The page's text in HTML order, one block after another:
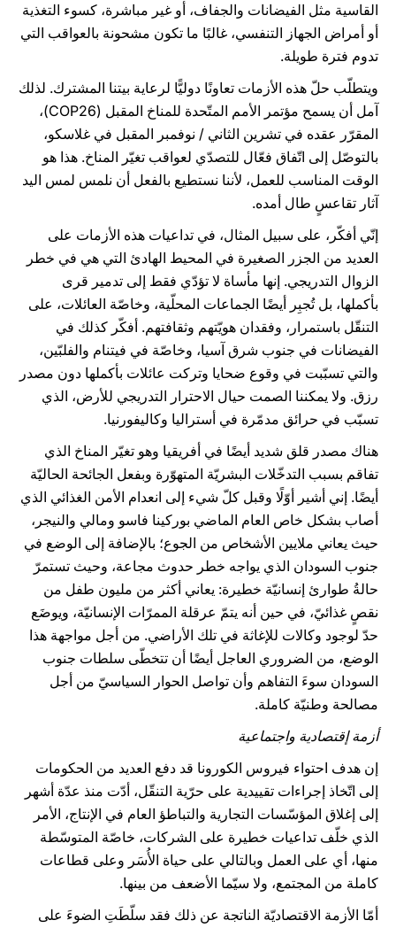
القاسية مثل الفيضانات والجفاف، أو غير مباشرة، كسوء التغذية
أو أمراض الجهاز التنفسي، غالبًا ما تكون مشحونة بالعواقب التي
تدوم فترة طويلة.
ويتطلّب حلّ هذه الأزمات تعاونًا دوليًّا لرعاية بيتنا المشترك. لذلك
آمل أن يسمح مؤتمر الأمم المتّحدة للمناخ المقبل (COP26)،
المقرّر عقده في تشرين الثاني / نوفمبر المقبل في غلاسكو،
بالتوصّل إلى اتّفاق فعّال للتصدّي لعواقب تغيّر المناخ. هذا هو
الوقت المناسب للعمل، لأننا نستطيع بالفعل أن نلمس لمس اليد
آثار تقاعسٍ طال أمده.
إنّي أفكّر، على سبيل المثال، في تداعيات هذه الأزمات على
العديد من الجزر الصغيرة في المحيط الهادئ التي هي في خطر
الزوال التدريجي. إنها مأساة لا تؤدّي فقط إلى تدمير قرى
بأكملها، بل تُجبِر أيضًا الجماعات المحلّية، وخاصّة العائلات، على
التنقّل باستمرار، وفقدان هويّتهم وثقافتهم. أفكّر كذلك في
الفيضانات في جنوب شرق آسيا، وخاصّة في فيتنام والفلبّين،
والتي تسبّبت في وقوع ضحايا وتركت عائلات بأكملها دون مصدر
رزق. ولا يمكننا الصمت حيال الاحترار التدريجي للأرض، الذي
تسبّب في حرائق مدمّرة في أستراليا وكاليفورنيا.
هناك مصدر قلق شديد أيضًا في أفريقيا وهو تغيّر المناخ الذي
تفاقم بسبب التدخّلات البشريّة المتهوّرة وبفعل الجائحة الحاليّة
أيضًا. إني أشير أوّلًا وقبل كلّ شيء إلى انعدام الأمن الغذائي الذي
أصاب بشكل خاص العام الماضي بوركينا فاسو ومالي والنيجر،
حيث يعاني ملايين الأشخاص من الجوع؛ بالإضافة إلى الوضع في
جنوب السودان الذي يواجه خطر حدوث مجاعة، وحيث تستمرّ
حالةُ طوارئ إنسانيّة خطيرة: يعاني أكثر من مليون طفل من
نقصٍ غذائيّ، في حين أنه يتمّ عرقلة الممرّات الإنسانيّة، ويوضَع
حدّ لوجود وكالات للإغاثة في تلك الأراضي. من أجل مواجهة هذا
الوضع، من الضروري العاجل أيضًا أن تتخطّى سلطات جنوب
السودان سوءَ التفاهم وأن تواصل الحوار السياسيّ من أجل
مصالحة وطنيّة كاملة.
أزمة إقتصادية واجتماعية
إن هدف احتواء فيروس الكورونا قد دفع العديد من الحكومات
إلى اتّخاذ إجراءات تقييدية على حرّية التنقّل، أدّت منذ عدّة أشهر
إلى إغلاق المؤسّسات التجارية والتباطؤ العام في الإنتاج، الأمر
الذي خلّف تداعيات خطيرة على الشركات، خاصّة المتوسّطة
منها، أي على العمل وبالتالي على حياة الأُسَر وعلى قطاعات
كاملة من المجتمع، ولا سيّما الأضعف من بينها.
أمّا الأزمة الاقتصاديّة الناتجة عن ذلك فقد سلّطَتِ الضوءَ على